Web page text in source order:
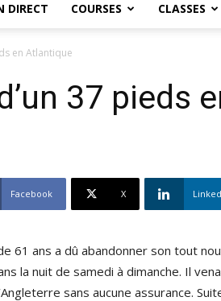
DIRECT COURSES CLASSES
en Atlantique
37 pieds
Facebook X
61 ans a dû abandonner son tout
la nuit de samedi à dimanche. Il
sans aucune assurance.